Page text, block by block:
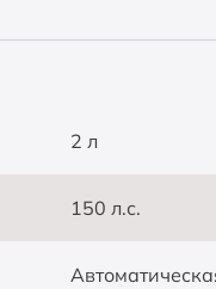
2 л
150 л.с.